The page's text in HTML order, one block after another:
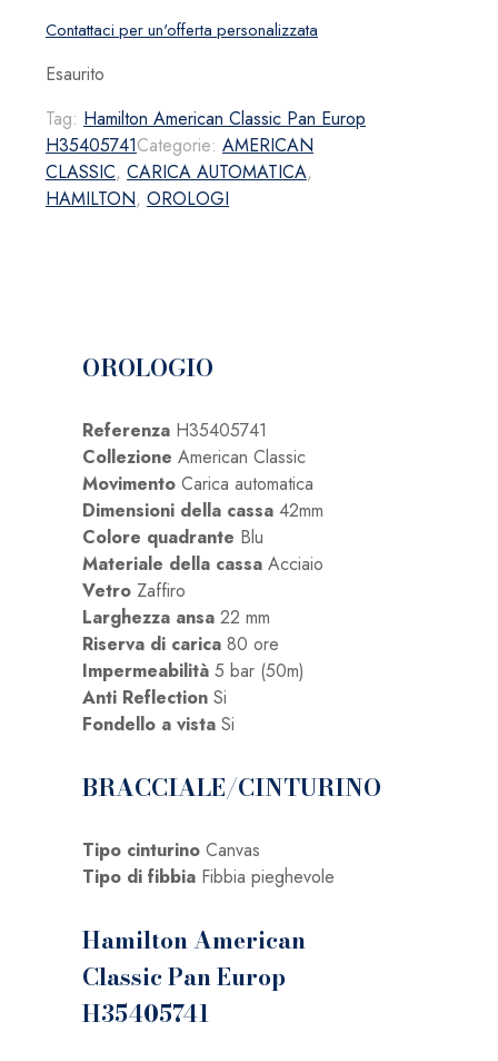
Contattaci per un'offerta personalizzata
Esaurito
Tag: Hamilton American Classic Pan Europ
H35405741Categorie: AMERICAN
CLASSIC, CARICA AUTOMATICA,
HAMILTON, OROLOGI
OROLOGIO
Referenza H35405741
Collezione American Classic
Movimento Carica automatica
Dimensioni della cassa 42mm
Colore quadrante Blu
Materiale della cassa Acciaio
Vetro Zaffiro
Larghezza ansa 22 mm
Riserva di carica 80 ore
Impermeabilità 5 bar (50m)
Anti Reflection Si
Fondello a vista Si
BRACCIALE/CINTURINO
Tipo cinturino Canvas
Tipo di fibbia Fibbia pieghevole
Hamilton American
Classic Pan Europ
H35405741